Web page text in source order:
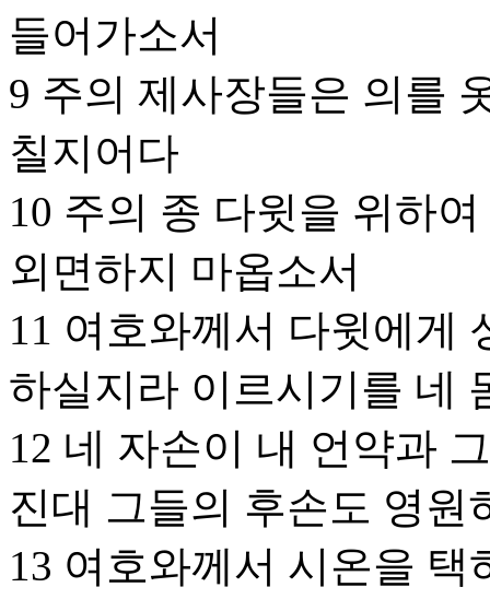
들어가소서
9 주의 제사장들은 의를
칠지어다
10 주의 종 다윗을 위하
외면하지 마옵소서
11 여호와께서 다윗에게
하실지라 이르시기를 네
12 네 자손이 내 언약과
진대 그들의 후손도 영원
13 여호와께서 시온을